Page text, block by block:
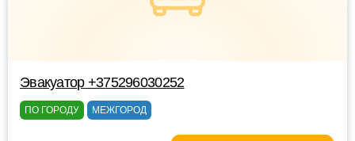
Эвакуатор +375296030252
ПО ГОРОДУ МЕЖГОРОД